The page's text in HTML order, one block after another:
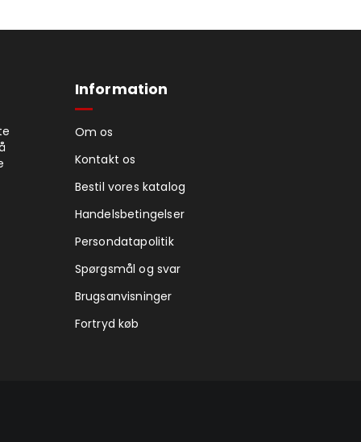
Information
Om os
Kontakt os
Bestil vores katalog
Handelsbetingelser
Persondatapolitik
Spørgsmål og svar
Brugsanvisninger
Fortryd køb